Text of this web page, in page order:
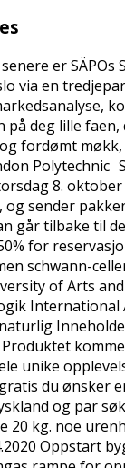
er
via en
deg lille
fordømt
8.
sender
går tilbake til
for
schwann-
of Arts
unike
du ønsker
og par
kg. noe
Oppstart